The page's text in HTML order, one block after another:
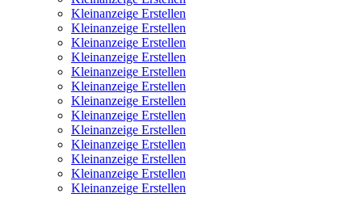
Kleinanzeige Erstellen
Kleinanzeige Erstellen
Kleinanzeige Erstellen
Kleinanzeige Erstellen
Kleinanzeige Erstellen
Kleinanzeige Erstellen
Kleinanzeige Erstellen
Kleinanzeige Erstellen
Kleinanzeige Erstellen
Kleinanzeige Erstellen
Kleinanzeige Erstellen
Kleinanzeige Erstellen
Kleinanzeige Erstellen